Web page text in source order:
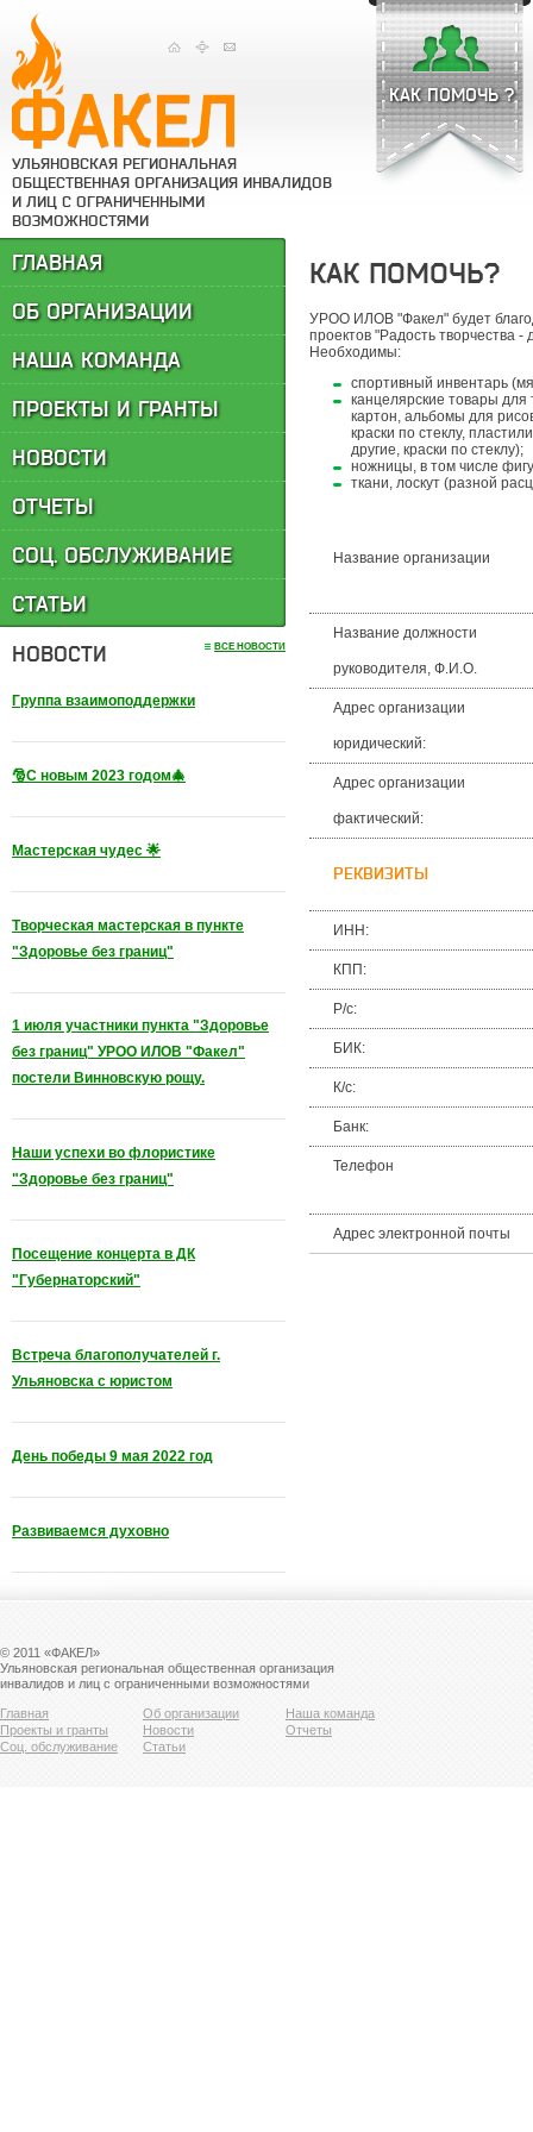
УЛЬЯНОВСКАЯ РЕГИОНАЛЬНАЯ
ОБЩЕСТВЕННАЯ ОРГАНИЗАЦИЯ ИНВАЛИДОВ
И ЛИЦ С ОГРАНИЧЕННЫМИ
ВОЗМОЖНОСТЯМИ
КАК ПОМОЧЬ ?
ГЛАВНАЯ
ОБ ОРГАНИЗАЦИИ
НАША КОМАНДА
ПРОЕКТЫ И ГРАНТЫ
НОВОСТИ
ОТЧЕТЫ
СОЦ. ОБСЛУЖИВАНИЕ
СТАТЬИ
НОВОСТИ
ВСЕ НОВОСТИ
Группа взаимоподдержки
🎅С новым 2023 годом🎄
Мастерская чудес 🌟
Творческая мастерская в пункте
"Здоровье без границ"
1 июля участники пункта "Здоровье
без границ" УРОО ИЛОВ "Факел"
постели Винновскую рощу.
Наши успехи во флористике
"Здоровье без границ"
Посещение концерта в ДК
"Губернаторский"
Встреча благополучателей г.
Ульяновска с юристом
День победы 9 мая 2022 год
Развиваемся духовно
КАК ПОМОЧЬ?
УРОО ИЛОВ "Факел" будет
проектов "Радость творчества
Необходимы:
спортивный инвентарь
канцелярские товары для
картон, альбомы для
краски по стеклу,
другие, краски по стеклу);
ножницы, в том числе
ткани, лоскут (разной
Название организации
Название должности
руководителя, Ф.И.О.
Адрес организации
юридический:
Адрес организации
фактический:
РЕКВИЗИТЫ
ИНН:
КПП:
Р/с:
БИК:
К/с:
Банк:
Телефон
Адрес электронной почты
© 2011 «ФАКЕЛ»
Ульяновская региональная общественная организация
инвалидов и лиц с ограниченными возможностями
Главная Об организации
Наша команда
Проекты и гранты
Новости
Отчеты
Соц. обслуживание
Статьи